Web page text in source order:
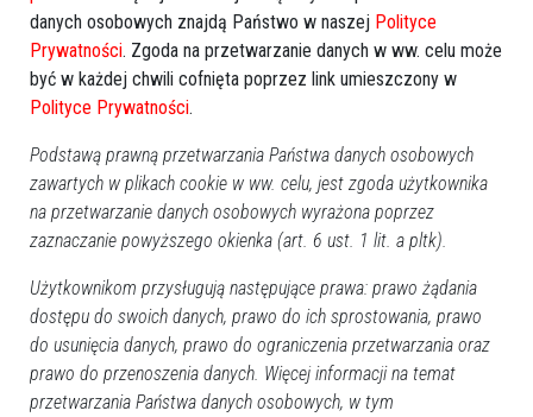
danych osobowych znajdą Państwo w naszej Polityce
Prywatności. Zgoda na przetwarzanie danych w ww. celu może
być w każdej chwili cofnięta poprzez link umieszczony w
Polityce Prywatności.
Podstawą prawną przetwarzania Państwa danych osobowych
zawartych w plikach cookie w ww. celu, jest zgoda użytkownika
na przetwarzanie danych osobowych wyrażona poprzez
zaznaczanie powyższego okienka (art. 6 ust. 1 lit. a pltk).
Użytkownikom przysługują następujące prawa: prawo żądania
dostępu do swoich danych, prawo do ich sprostowania, prawo
do usunięcia danych, prawo do ograniczenia przetwarzania oraz
prawo do przenoszenia danych. Więcej informacji na temat
przetwarzania Państwa danych osobowych, w tym